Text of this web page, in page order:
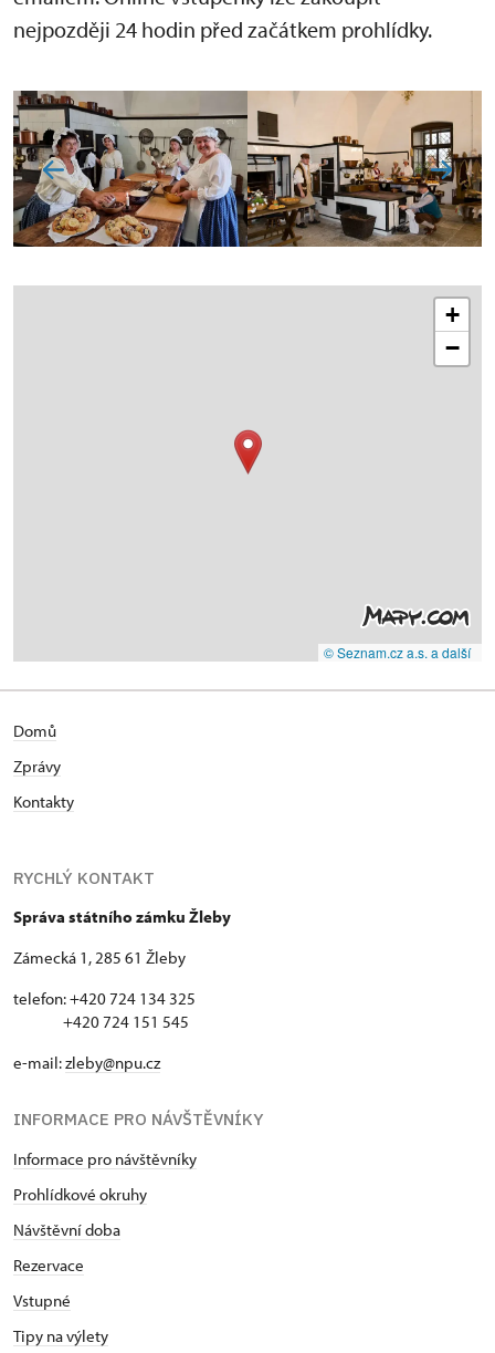
nejpozději 24 hodin před začátkem prohlídky.
+
−
© Seznam.cz a.s. a další
Domů
Zprávy
Kontakty
RYCHLÝ KONTAKT
Správa státního zámku Žleby
Zámecká 1, 285 61 Žleby
telefon: +420 724 134 325
+420 724 151 545
e-mail:zleby@npu.cz
INFORMACE PRO NÁVŠTĚVNÍKY
Informace pro návštěvníky
Prohlídkové okruhy
Návštěvní doba
Rezervace
Vstupné
Tipy na výlety